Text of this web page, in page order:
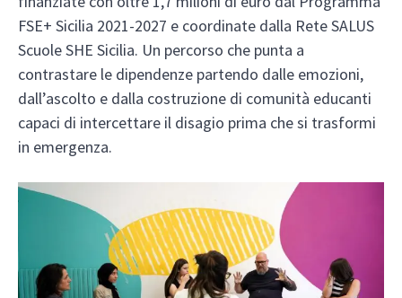
FSE+ Sicilia 2021-2027 e coordinate dalla Rete SALUS
Scuole SHE Sicilia. Un percorso che punta a
contrastare le dipendenze partendo dalle emozioni,
dall’ascolto e dalla costruzione di comunità educanti
capaci di intercettare il disagio prima che si trasformi
in emergenza.